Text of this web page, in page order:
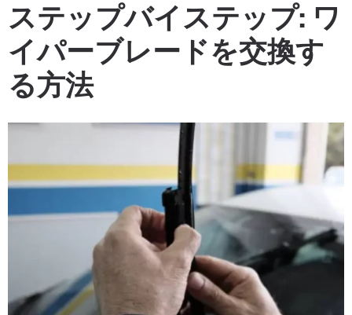
ステップバイステップ: ワ
イパーブレードを交換す
る方法